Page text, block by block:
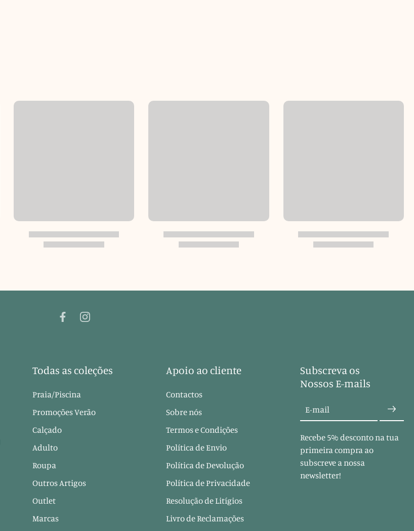
Todas as coleções
Praia/Piscina
Promoções Verão
Calçado
Adulto
Roupa
Outros Artigos
Outlet
Marcas
Apoio ao cliente
Contactos
Sobre nós
Termos e Condições
Política de Envio
Política de Devolução
Política de Privacidade
Resolução de Litígios
Livro de Reclamações
Subscreva os
Nossos E-mails
E-mail
Recebe 5% desconto na tua
primeira compra ao
subscreve a nossa
newsletter!